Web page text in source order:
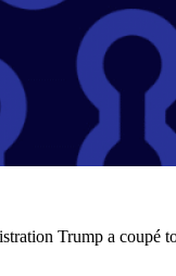
Trump a coupé